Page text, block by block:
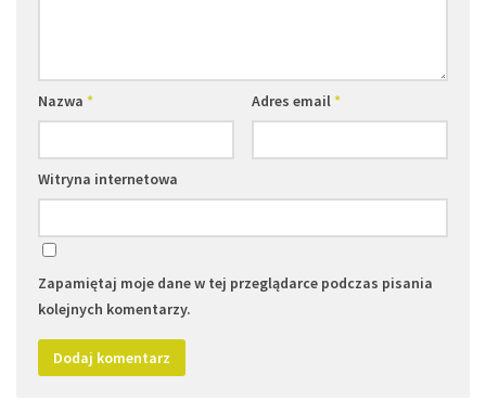
Nazwa * Adres email*
Witryna internetowa
Zapamiętaj moje dane w tej przeglądarce podczas pisania
kolejnych komentarzy.